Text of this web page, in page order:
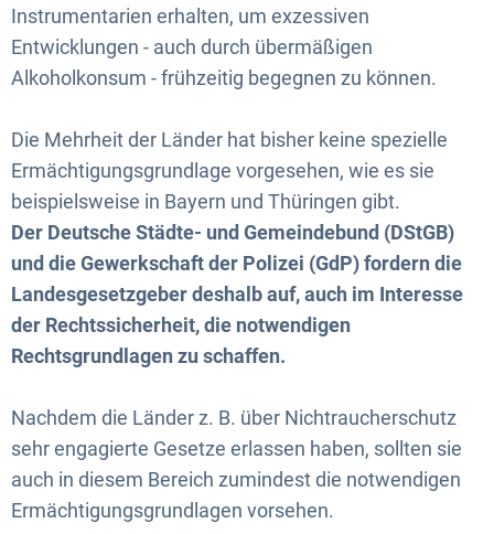
Instrumentarien erhalten, um exzessiven
Entwicklungen - auch durch übermäßigen
Alkoholkonsum - frühzeitig begegnen zu können.
Die Mehrheit der Länder hat bisher keine spezielle
Ermächtigungsgrundlage vorgesehen, wie es sie
beispielsweise in Bayern und Thüringen gibt.
Der Deutsche Städte- und Gemeindebund (DStGB)
und die Gewerkschaft der Polizei (GdP) fordern die
Landesgesetzgeber deshalb auf, auch im Interesse
der Rechtssicherheit, die notwendigen
Rechtsgrundlagen zu schaffen.
Nachdem die Länder z. B. über Nichtraucherschutz
sehr engagierte Gesetze erlassen haben, sollten sie
auch in diesem Bereich zumindest die notwendigen
Ermächtigungsgrundlagen vorsehen.